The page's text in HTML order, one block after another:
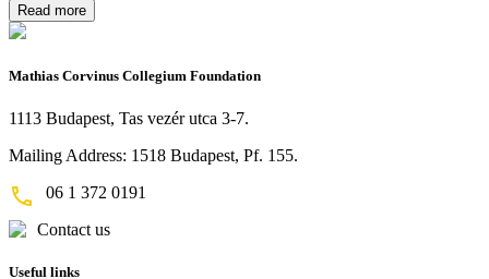
Read more
Mathias Corvinus Collegium Foundation
1113 Budapest, Tas vezér utca 3-7.
Mailing Address: 1518 Budapest, Pf. 155.
06 1 372 0191
Contact us
Useful links